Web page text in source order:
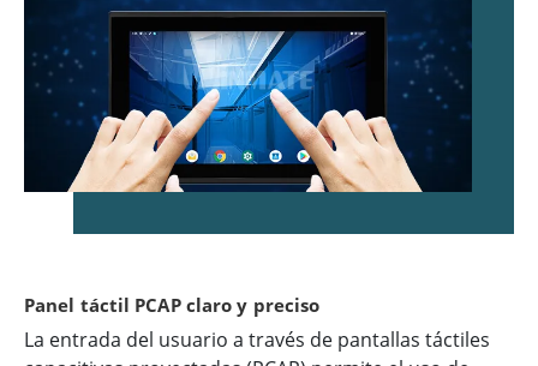
Panel táctil PCAP claro y preciso
La entrada del usuario a través de pantallas táctiles